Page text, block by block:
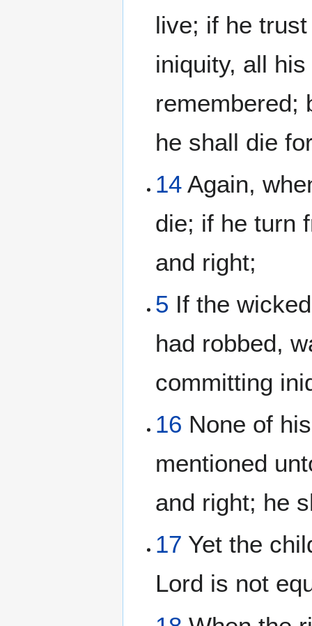
live; if he
iniquity, all
remembered;
he shall die
14 Again,
die; if he turn
and right;
5 If the
had robbed,
committing
16 None of
mentioned
and right; he
17 Yet the
Lord is not